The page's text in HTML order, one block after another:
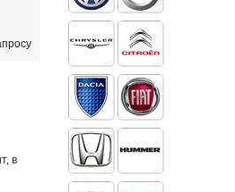
в